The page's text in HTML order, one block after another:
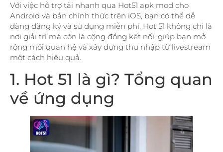
Với việc hỗ trợ tải nhanh qua Hot51 apk mod cho
Android và bản chính thức trên iOS, bạn có thể dễ
dàng đăng ký và sử dụng miễn phí. Hot 51 không chỉ là
nơi giải trí mà còn là cộng đồng kết nối, giúp bạn mở
rộng mối quan hệ và xây dựng thu nhập từ livestream
một cách hiệu quả.
1. Hot 51 là gì? Tổng quan
về ứng dụng